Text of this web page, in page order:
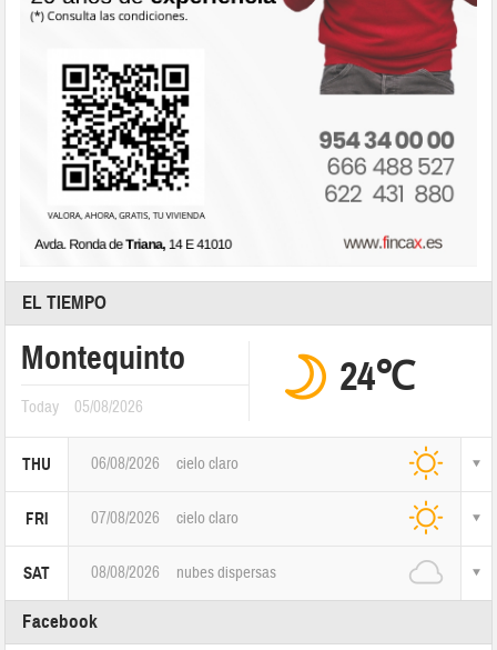
EL TIEMPO
Montequinto
Today 05/08/2026
24℃
THU 06/08/2026 cielo claro
FRI 07/08/2026 cielo claro
SAT 08/08/2026 nubes dispersas
Facebook